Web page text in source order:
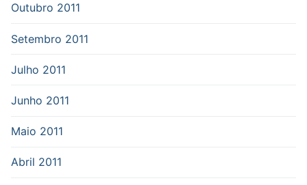
Outubro 2011
Setembro 2011
Julho 2011
Junho 2011
Maio 2011
Abril 2011